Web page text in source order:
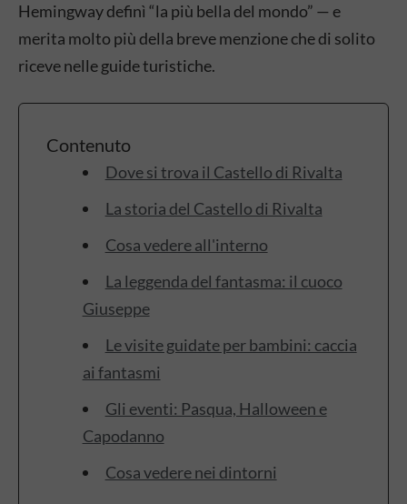
Hemingway definì “la più bella del mondo” — e
merita molto più della breve menzione che di solito
riceve nelle guide turistiche.
Contenuto
Dove si trova il Castello di Rivalta
La storia del Castello di Rivalta
Cosa vedere all'interno
La leggenda del fantasma: il cuoco
Giuseppe
Le visite guidate per bambini: caccia
ai fantasmi
Gli eventi: Pasqua, Halloween e
Capodanno
Cosa vedere nei dintorni